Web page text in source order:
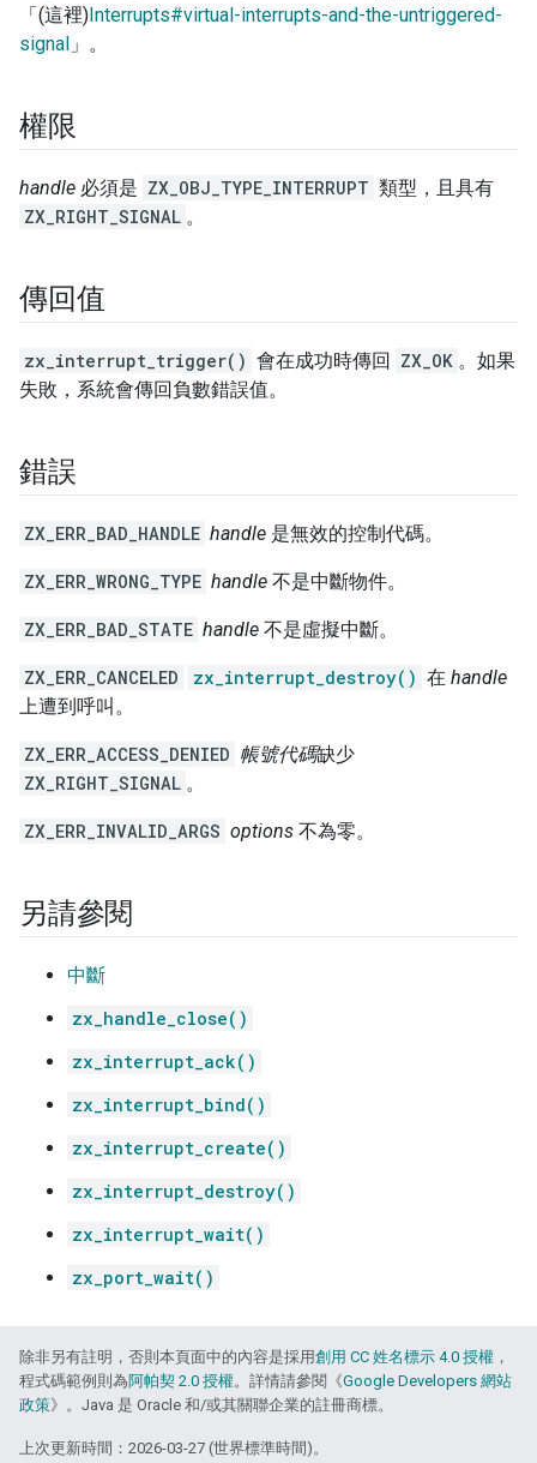
「(這裡)Interrupts#virtual-interrupts-and-the-untriggered-
signal 」。
權限
handle 必須是 ZX_OBJ_TYPE_INTERRUPT 類型，且具有
ZX_RIGHT_SIGNAL 。
傳回值
zx_interrupt_trigger() 會在成功時傳回 ZX_OK 。如果
失敗，系統會傳回負數錯誤值。
錯誤
ZX_ERR_BAD_HANDLE handle 是無效的控制代碼。
ZX_ERR_WRONG_TYPE handle 不是中斷物件。
ZX_ERR_BAD_STATE handle 不是虛擬中斷。
ZX_ERR_CANCELED zx_interrupt_destroy() 在 handle
上遭到呼叫。
ZX_ERR_ACCESS_DENIED 帳號代碼缺少
ZX_RIGHT_SIGNAL 。
ZX_ERR_INVALID_ARGS options 不為零。
另請參閱
中斷
zx_handle_close()
zx_interrupt_ack()
zx_interrupt_bind()
zx_interrupt_create()
zx_interrupt_destroy()
zx_interrupt_wait()
zx_port_wait()
除非另有註明，否則本頁面中的內容是採用創用 CC 姓名標示 4.0 授權 ，
程式碼範例則為阿帕契 2.0 授權。詳情請參閱《Google Developers 網站
政策》。Java 是 Oracle 和/或其關聯企業的註冊商標。
上次更新時間：2026-03-27 (世界標準時間)。